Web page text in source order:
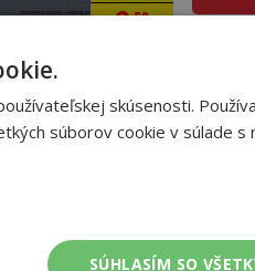
3,50
Ovocie a
dôležité
skúsenosti.
súborov cookie v súlade s
SÚHLASÍM SO